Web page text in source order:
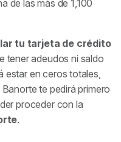
de las más de 1,100
tu tarjeta de crédito
tener adeudos ni saldo
estar en ceros totales,
te pedirá primero
proceder con la
.